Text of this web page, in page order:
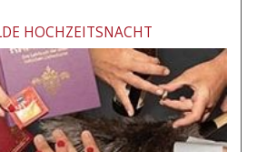
HOCHZEITSNACHT